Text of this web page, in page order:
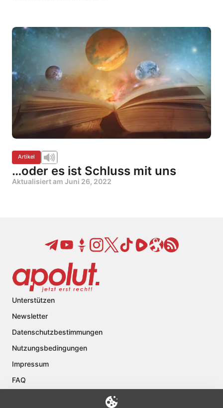
Artikel
…oder es ist Schluss mit uns
Aktualisiert am Juni 26, 2022
Unterstützen
Newsletter
Datenschutzbestimmungen
Nutzungsbedingungen
Impressum
FAQ